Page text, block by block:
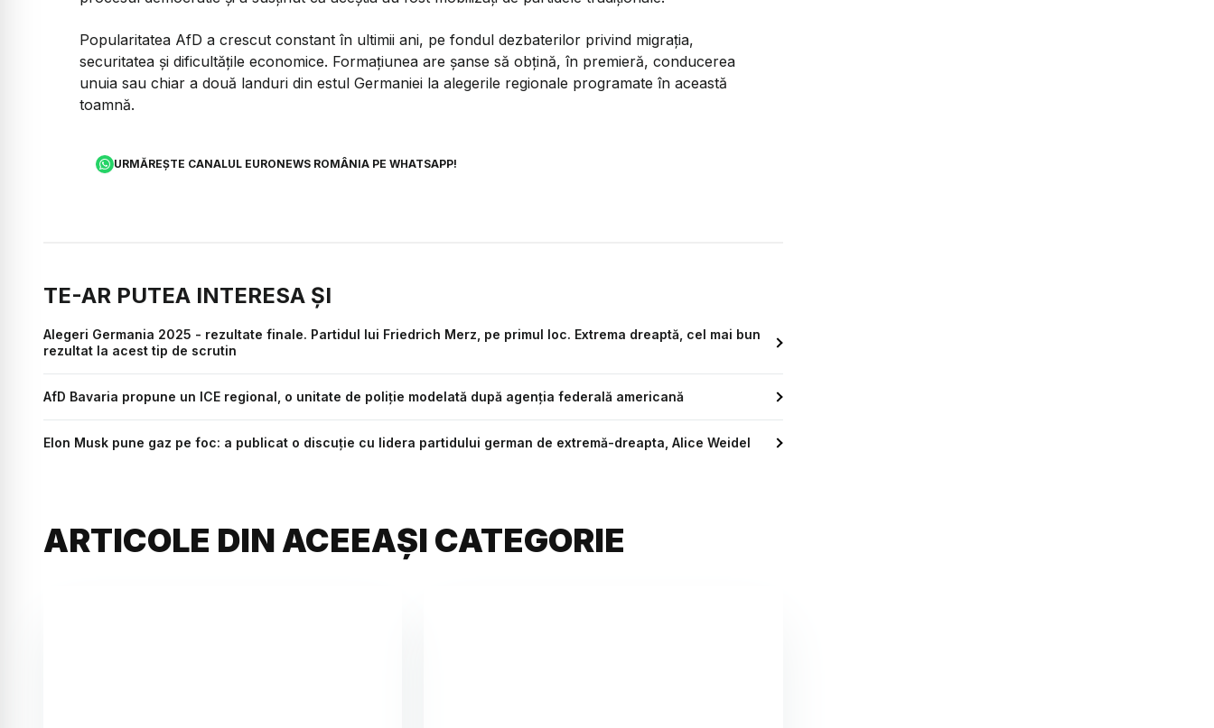
Popularitatea AfD a crescut constant în ultimii ani, pe fondul dezbaterilor privind migrația,
securitatea și dificultățile economice. Formațiunea are șanse să obțină, în premieră, conducerea
unuia sau chiar a două landuri din estul Germaniei la alegerile regionale programate în această
toamnă.
URMĂREȘTE CANALUL EURONEWS ROMÂNIA PE WHATSAPP!
TE-AR PUTEA INTERESA ȘI
Alegeri Germania 2025 - rezultate finale. Partidul lui Friedrich Merz, pe primul loc. Extrema dreaptă, cel mai bun
rezultat la acest tip de scrutin
AfD Bavaria propune un ICE regional, o unitate de poliție modelată după agenția federală americană
Elon Musk pune gaz pe foc: a publicat o discuție cu lidera partidului german de extremă-dreapta, Alice Weidel
ARTICOLE DIN ACEEAȘI CATEGORIE